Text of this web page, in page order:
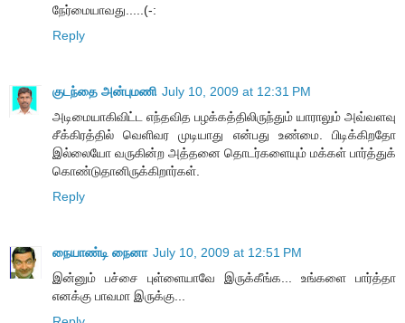
நேர்மையாவது.....(-:
Reply
குடந்தை அன்புமணி July 10, 2009 at 12:31 PM
அடிமையாகிவிட்ட எந்தவித பழக்கத்திலிருந்தும் யாராலும் அவ்வளவு
சீக்கிரத்தில் வெளிவர முடியாது என்பது உண்மை. பிடிக்கிறதோ
இல்லையோ வருகின்ற அத்தனை தொடர்களையும் மக்கள் பார்த்துக்
கொண்டுதானிருக்கிறார்கள்.
Reply
நையாண்டி நைனா July 10, 2009 at 12:51 PM
இன்னும் பச்சை புள்ளையாவே இருக்கீங்க... உங்களை பார்த்தா
எனக்கு பாவமா இருக்கு...